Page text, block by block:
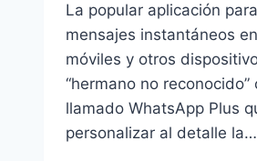
La popular aplicación
mensajes instantáneos
móviles y otros
“hermano no
llamado WhatsApp Plus
personalizar al detalle la…